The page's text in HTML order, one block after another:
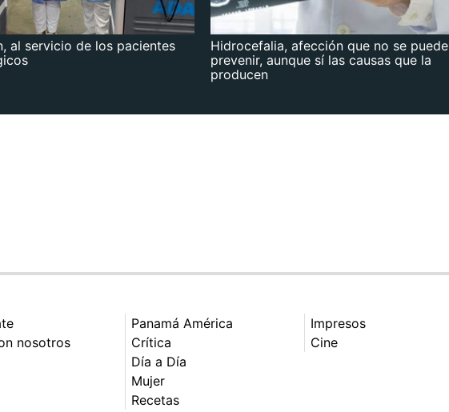
al servicio de los pacientes
Hidrocefalia, afección que no se puede
prevenir, aunque sí las causas que la
producen
nosotros
Panamá América
Crítica
Día a Día
Mujer
Recetas
Impresos
Cine